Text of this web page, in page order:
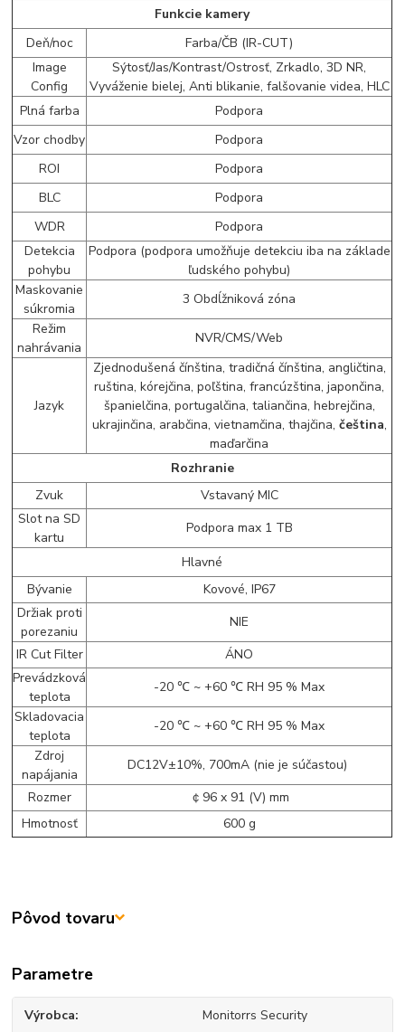
Funkcie kamery
Deň/noc
Farba/ČB (IR-CUT)
Image
Config
Sýtosť/Jas/Kontrast/Ostrosť, Zrkadlo, 3D NR,
Vyváženie bielej, Anti blikanie, falšovanie videa, HLC
Plná farba
Podpora
Vzor chodby
Podpora
ROI
Podpora
BLC
Podpora
WDR
Podpora
Detekcia
pohybu
Podpora (podpora umožňuje detekciu iba na základe
ľudského pohybu)
Maskovanie
súkromia
3 Obdĺžniková zóna
Režim
nahrávania
NVR/CMS/Web
Jazyk
Zjednodušená čínština, tradičná čínština, angličtina,
ruština, kórejčina, poľština, francúzština, japončina,
španielčina, portugalčina, taliančina, hebrejčina,
ukrajinčina, arabčina, vietnamčina, thajčina, čeština,
maďarčina
Rozhranie
Zvuk
Vstavaný MIC
Slot na SD
kartu
Podpora max 1 TB
Hlavné
Bývanie
Kovové, IP67
Držiak proti
porezaniu
NIE
IR Cut Filter
ÁNO
Prevádzková
teplota
-20 ℃ ~ +60 ℃ RH 95 % Max
Skladovacia
teplota
-20 ℃ ~ +60 ℃ RH 95 % Max
Zdroj
napájania
DC12V±10%, 700mA (nie je súčastou)
Rozmer
￠96 x 91 (V) mm
Hmotnosť
600 g
Pôvod tovaru
Parametre
Výrobca Monitorrs Security